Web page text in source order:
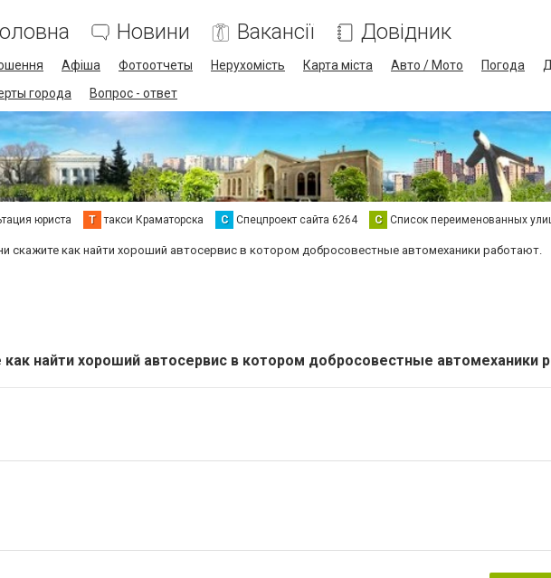
Новини Вакансії Довідник
Афіша Фотоотчеты Нерухомість Карта міста Авто / Мото Погода
города
Вопрос - ответ
юриста Т такси Краматорска С Спецпроект сайта 6264 С Список переименованных
скажите как найти хороший автосервис в котором добросовестные автомеханики работают.
как найти хороший автосервис в котором добросовестные автомеханики